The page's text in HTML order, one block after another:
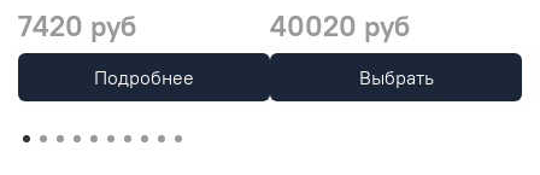
7420 руб
Подробнее
40020 руб
Выбрать